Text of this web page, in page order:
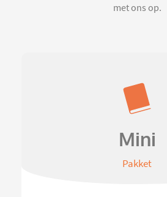
met ons op.
Mini
Pakket